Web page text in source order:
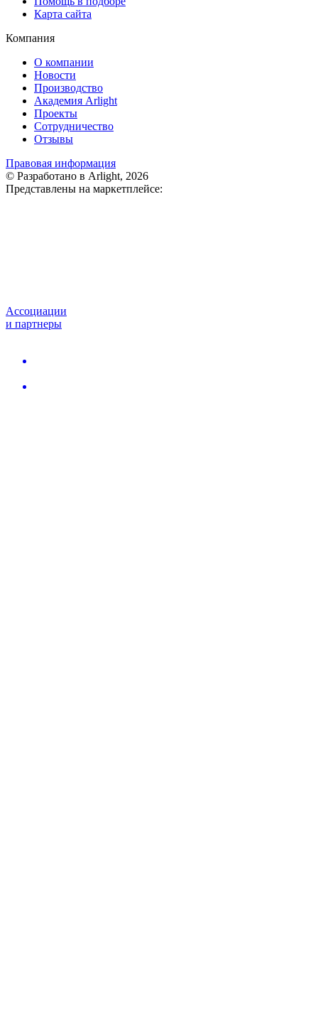
Карта сайта
Компания
О компании
Новости
Производство
Академия Arlight
Проекты
Сотрудничество
Отзывы
Правовая информация
© Разработано в Arlight, 2026
Представлены на маркетплейсе:
Ассоциации
и партнеры